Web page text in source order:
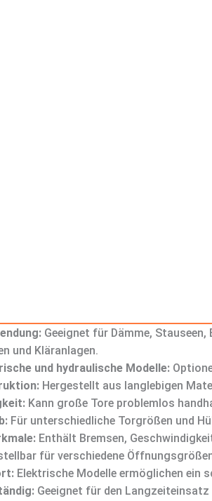
Geeignet für Dämme,
und Kläranlagen.
und hydraulische Modelle:
Hergestellt aus langlebigen
Kann große Tore problemlos
Für unterschiedliche Torgrößen und
Enthält Bremsen,
für verschiedene
Elektrische Modelle ermöglichen ein
Geeignet für den Langzeiteinsatz